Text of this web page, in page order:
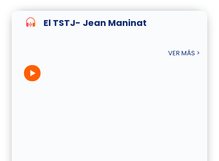
El TSTJ- Jean Maninat
VER MÁS >